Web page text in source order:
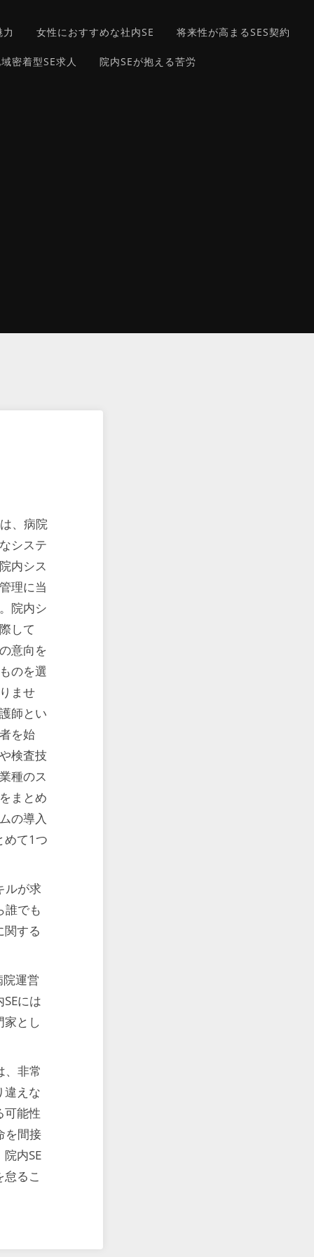
女性におすすめな社内SE 将来性が高まるSES契約
密着型SE求人 院内SEが抱える苦労
、病院
システ
内シス
理に当
院内シ
して
意向を
のを選
ませ
師とい
を始
検査技
種のス
まとめ
の導入
めて1つ
ルが求
誰でも
関する
運営
には
家とし
、非常
違えな
可能性
を間接
内SE
るこ